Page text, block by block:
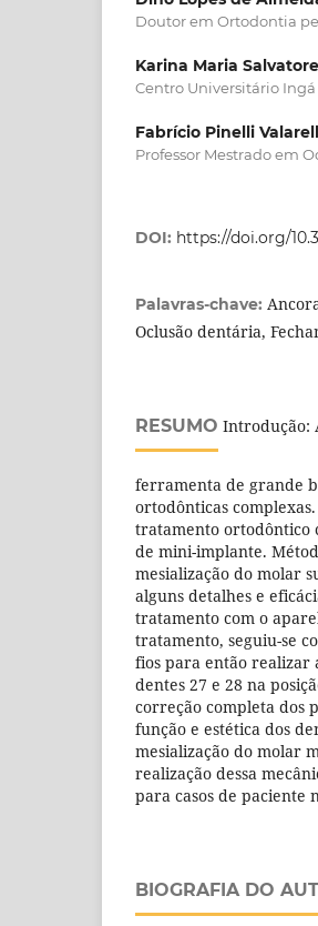
Doutor em Ortodontia
Karina Maria
Centro Universitário Ingá
Fabrício Pinelli
Professor Mestrado em
DOI: https://doi.org/
Palavras-chave:
Oclusão dentária,
RESUMO Introdução:
ferramenta de grande
ortodônticas
tratamento ortodôntico
de mini-implante.
mesialização do molar
alguns detalhes e
tratamento com o
tratamento, seguiu-se
fios para então realizar
dentes 27 e 28 na
correção completa dos
função e estética dos
mesialização do molar
realização dessa
para casos de paciente
BIOGRAFIA DO